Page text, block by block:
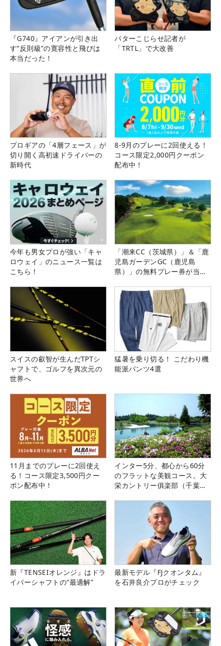
『G740』アイアンが引き出
す“反則級”の寛容性と飛びは
本当だった！
パターこじらせ記者が
「TRTL」で大改善
プロギアの「4層フェース」が
切り開く高初速ドライバーの
新時代
8-9月のプレーに2回使える！
コース限定2,000円クーポン
配布中！
今年も男女プロが強い「キャ
ロウェイ」のニュース一覧は
こちら！
「潮来CC（茨城県）」＆「鹿
児島ガーデンGC（鹿児島
県）」の無料プレー券が当た
スイスの叡智が生んだTPTシ
ャフトで、ゴルフを異次元の
世界へ
猛暑を乗り切る！ こだわり機
能派パンツ4選
11月までのプレーに2回使え
る！コース限定3,500円クー
ポン配布中！
インター5分、都心から60分
のフラットな美観コース。大
栄カントリー俱楽部（千葉
新『TENSEIオレンジ』はドラ
イバーシャフトの“最適解”
最新モデル『FJクオンタム』
を石井良介プロがチェック